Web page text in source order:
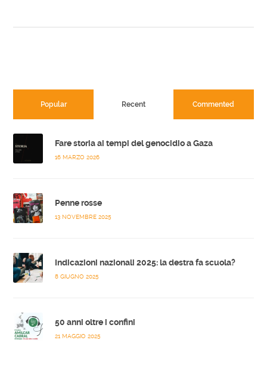
Popular Recent Commented
Fare storia ai tempi del genocidio a Gaza
16 MARZO 2026
Penne rosse
13 NOVEMBRE 2025
Indicazioni nazionali 2025: la destra fa scuola?
8 GIUGNO 2025
50 anni oltre i confini
21 MAGGIO 2025